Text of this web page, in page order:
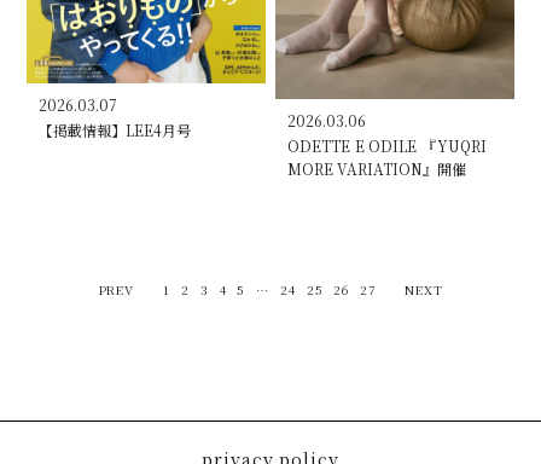
2026.03.07
【掲載情報】LEE4月号
2026.03.06
ODETTE E ODILE 『YUQRI
MORE VARIATION』開催
PREV 1 2 3 4 5 … 24 25 26 27 NEXT
privacy policy